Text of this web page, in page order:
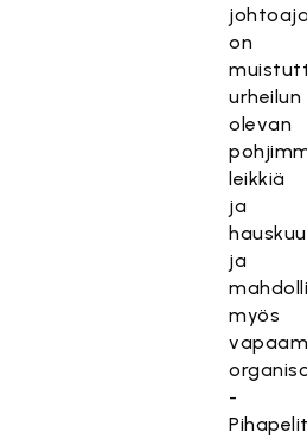
on
urheilun
olevan
leikkiä
ja
ja
myös
-
Pihapelit